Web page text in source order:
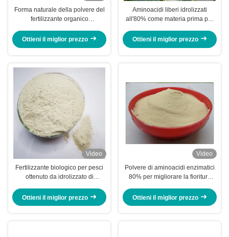
Forma naturale della polvere del
fertilizzante organico
irrigazione delle piante
Ottieni il miglior prezzo
Aminoacidi liberi idrolizzati
all'80% come materia prima per
organici
Ottieni il miglior prezzo
Video
Fertilizzante biologico per pesci
ottenuto da idrolizzato di
Ottieni il miglior prezzo
Video
Polvere di aminoacidi enzimatici
80% per migliorare la fioritura
Ottieni il miglior prezzo